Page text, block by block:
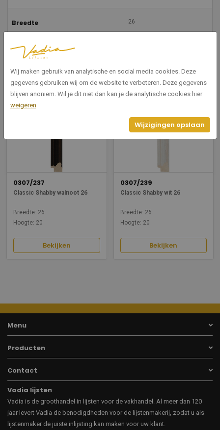
Breedte 26
Hoogte
Gerelateerde producten
0307/237
Classic Shabby walnoot 26
Breedte: 26
Hoogte: 20
Bekijken
0307/239
Classic Shabby wit 26
Breedte: 26
Hoogte: 20
Bekijken
Menu
Producten
Contact
Vadia lijsten
Vadia is de groothandel in lijsten voor de vakhandel. Al meer dan 120
jaar levert Vadia de benodigdheden voor de lijstenmakerij, zodat u als
lijstenmaker de juiste inlijsting kan maken voor uw klant.
Wij maken gebruik van analytische en social media cookies. Deze
gegevens gebruiken wij om de website te verbeteren. Deze gegevens
blijven anoniem. Wil je dit niet dan kan je de analytische cookies hier
weigeren
Wijzigingen opslaan